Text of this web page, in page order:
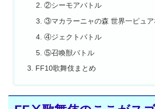
②シーモアバトル
③マカラーニャの森 世界一ピュア
④ジェクトバトル
⑤召喚獣バトル
FF10歌舞伎まとめ